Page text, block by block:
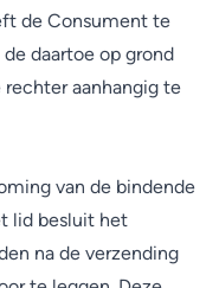
de Consument te
daartoe op grond
aanhangig te
van de bindende
lid besluit het
na de verzending